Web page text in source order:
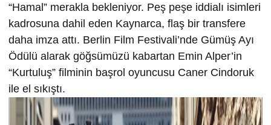
“Hamal” merakla bekleniyor. Peş peşe iddialı isimleri
kadrosuna dahil eden Kaynarca, flaş bir transfere
daha imza attı. Berlin Film Festivali’nde Gümüş Ayı
Ödülü alarak göğsümüzü kabartan Emin Alper’in
“Kurtuluş” filminin başrol oyuncusu Caner Cindoruk
ile el sıkıştı.